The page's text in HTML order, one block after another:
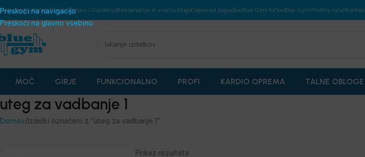
Preskoči na navigacijo
Preskoči na glavno vsebino
pogojiNačini PlačilaDostava / GarancijaReklamacije in vračila blagaOdpoved pogodbeBlue Gym točkeBlue Gym ProMoj računKontakt
MOČ GIRJE FUNKCIONALNO PROFI KARDIO OPREMA TALNE OBLOGE
uteg za vadbanje 1
Domov Izdelki označeni z “uteg za vadbanje 1”
Prikaz rezultata